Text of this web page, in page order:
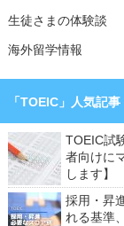
生徒さまの体験談
海外留学情報
「TOEIC」人気記事
TOEIC試
者向けに
します】
採用・昇
れる基準